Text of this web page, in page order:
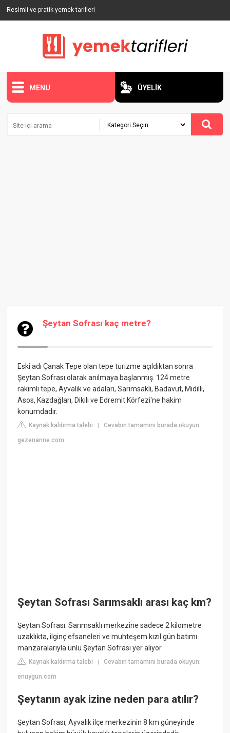
Resimli ve pratik yemek tarifleri
MENU ÜYELİK
Şeytan Sofrası kaç metre?
Eski adı Çanak Tepe olan tepe turizme açıldıktan sonra
Şeytan Sofrası olarak anılmaya başlanmış. 124 metre
rakımlı tepe, Ayvalık ve adaları,Sarımsaklı, Badavut, Midilli,
Asos, Kazdağları, Dikili ve Edremit Körfezi'ne hakim
konumdadır.
Kaynak kaldırma talebi |Cevabın tamamını burada okuyun:
gezenanne.com
Şeytan Sofrası Sarımsaklı arası kaç km?
Şeytan Sofrası: Sarımsaklı merkezine sadece 2 kilometre
uzaklıkta, ilginç efsaneleri ve muhteşem kızıl gün batımı
manzaralarıyla ünlü Şeytan Sofrası yer alıyor.
Kaynak kaldırma talebi |Cevabın tamamını burada okuyun:
enuygun.com
Şeytanın ayak izine neden para atılır?
Şeytan Sofrası, Ayvalık ilçe merkezinin 8 km güneyinde